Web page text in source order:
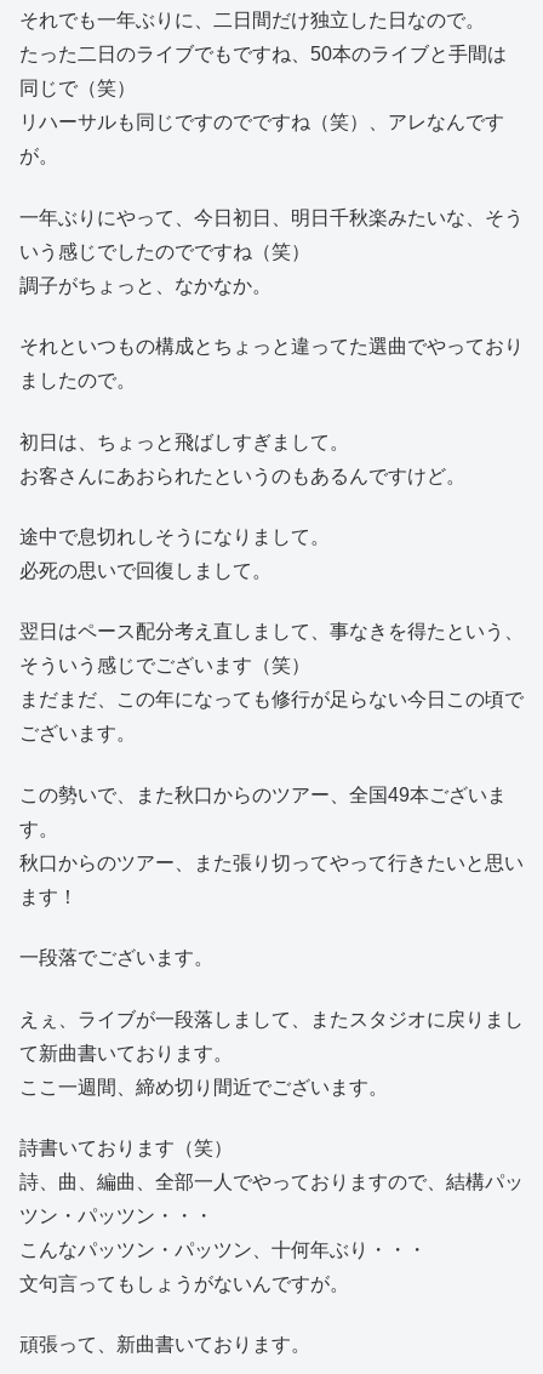
それでも一年ぶりに、二日間だけ独立した日なので。
たった二日のライブでもですね、50本のライブと手間は
同じで（笑）
リハーサルも同じですのでですね（笑）、アレなんです
が。
一年ぶりにやって、今日初日、明日千秋楽みたいな、そう
いう感じでしたのでですね（笑）
調子がちょっと、なかなか。
それといつもの構成とちょっと違ってた選曲でやっており
ましたので。
初日は、ちょっと飛ばしすぎまして。
お客さんにあおられたというのもあるんですけど。
途中で息切れしそうになりまして。
必死の思いで回復しまして。
翌日はペース配分考え直しまして、事なきを得たという、
そういう感じでございます（笑）
まだまだ、この年になっても修行が足らない今日この頃で
ございます。
この勢いで、また秋口からのツアー、全国49本ございま
す。
秋口からのツアー、また張り切ってやって行きたいと思い
ます！
一段落でございます。
えぇ、ライブが一段落しまして、またスタジオに戻りまし
て新曲書いております。
ここ一週間、締め切り間近でございます。
詩書いております（笑）
詩、曲、編曲、全部一人でやっておりますので、結構パッ
ツン・パッツン・・・
こんなパッツン・パッツン、十何年ぶり・・・
文句言ってもしょうがないんですが。
頑張って、新曲書いております。